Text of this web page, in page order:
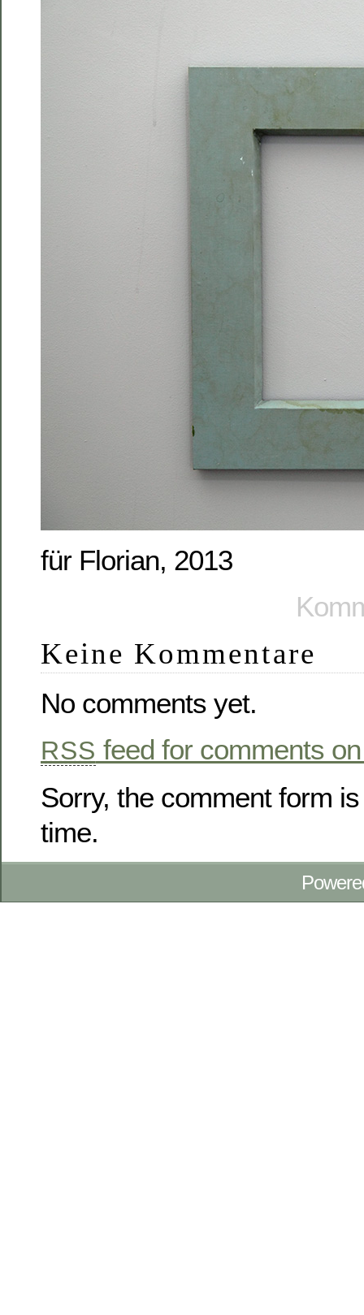
für Florian, 2013
Keine Kommentare
No comments yet.
RSS feed for comments
Sorry, the comment form
time.